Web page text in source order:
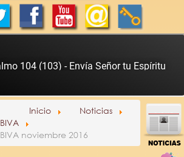
Inicio
Noticias
BIVA
BIVA noviembre 2016